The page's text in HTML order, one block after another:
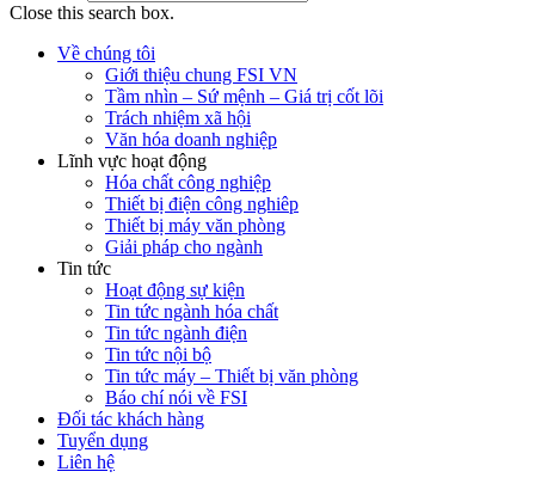
Close this search box.
Về chúng tôi
Giới thiệu chung FSI VN
Tầm nhìn – Sứ mệnh – Giá trị cốt lõi
Trách nhiệm xã hội
Văn hóa doanh nghiệp
Lĩnh vực hoạt động
Hóa chất công nghiệp
Thiết bị điện công nghiêp
Thiết bị máy văn phòng
Giải pháp cho ngành
Tin tức
Hoạt động sự kiện
Tin tức ngành hóa chất
Tin tức ngành điện
Tin tức nội bộ
Tin tức máy – Thiết bị văn phòng
Báo chí nói về FSI
Đối tác khách hàng
Tuyển dụng
Liên hệ